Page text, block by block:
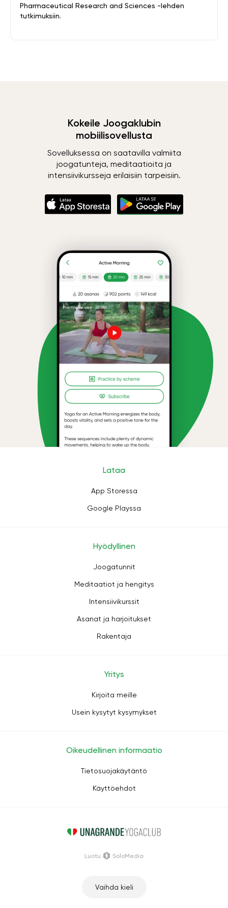
Pharmaceutical Research and Sciences -lehden
tutkimuksiin.
Kokeile Joogaklubin
mobiilisovellusta
Sovelluksessa on saatavilla valmiita
joogatunteja, meditaatioita ja
intensiivikursseja erilaisiin tarpeisiin.
Lataa
App Storessa
Google Playssa
Hyödyllinen
Joogatunnit
Meditaatiot ja hengitys
Intensiivikurssit
Asanat ja harjoitukset
Rakentaja
Yritys
Kirjoita meille
Usein kysytyt kysymykset
Oikeudellinen informaatio
Tietosuojakäytäntö
Käyttöehdot
Vaihda kieli
Luotu SoloMedia